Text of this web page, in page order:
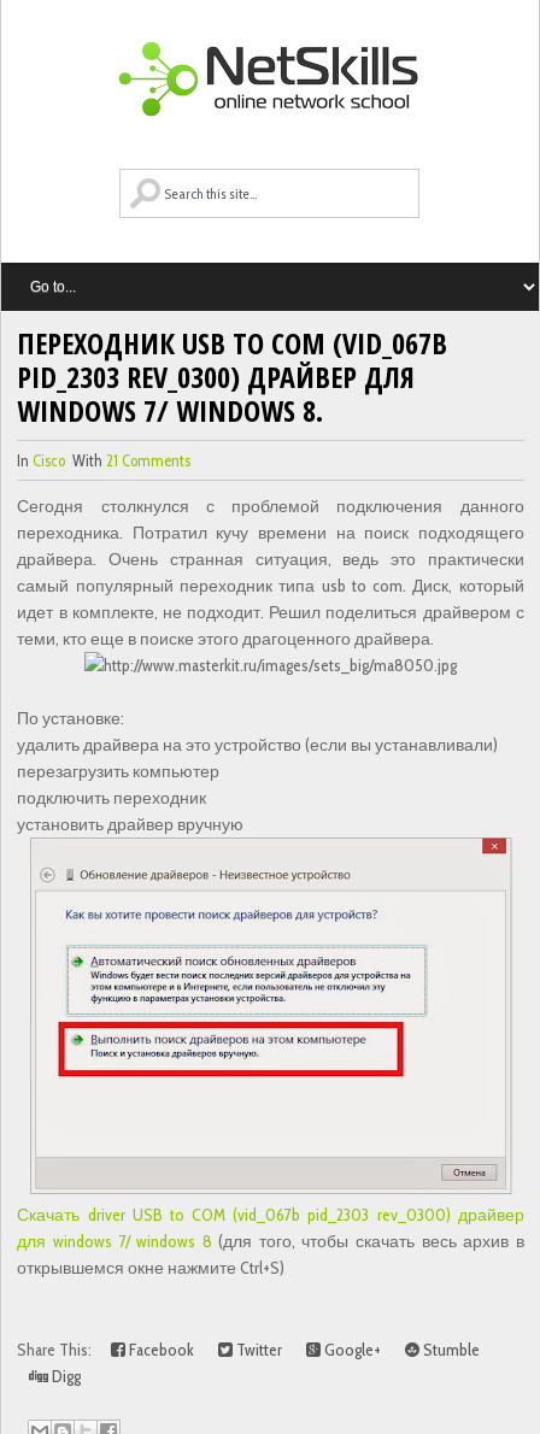
ПЕРЕХОДНИК USB TO COM (VID_067B
PID_2303 REV_0300) ДРАЙВЕР ДЛЯ
WINDOWS 7/ WINDOWS 8.
InCisco With21 Comments
Сегодня столкнулся с проблемой подключения данного
переходника. Потратил кучу времени на поиск подходящего
драйвера. Очень странная ситуация, ведь это практически
самый популярный переходник типа usb to com. Диск, который
идет в комплекте, не подходит. Решил поделиться драйвером с
теми, кто еще в поиске этого драгоценного драйвера.
По установке:
удалить драйвера на это устройство (если вы устанавливали)
перезагрузить компьютер
подключить переходник
установить драйвер вручную
Скачать driver USB to COM (vid_067b pid_2303 rev_0300) драйвер
для windows 7/ windows 8 (для того, чтобы скачать весь архив в
открывшемся окне нажмите Ctrl+S)
Share This: Facebook Twitter Google+
Stumble
Digg